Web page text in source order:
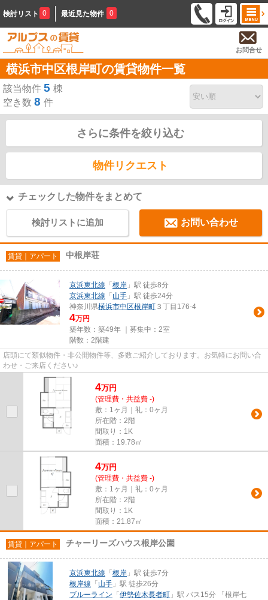
検討リスト 0 最近見た物件 0
お問合せ
横浜市中区根岸町の賃貸物件一覧
該当物件 5 棟
空き数 8 件
さらに条件を絞り込む
物件リクエスト
チェックした物件をまとめて
検討リストに追加 お問い合わせ
賃貸｜アパート 中根岸荘
京浜東北線 「 根岸 」駅 徒歩8分
京浜東北線 「 山手 」駅 徒歩24分
神奈川県横浜市中区根岸町 ３丁目176-4
4万円
築年数：築49年 ｜募集中： 2室
階数：2階建
店頭にて類似物件・非公開物件等、多数ご紹介しております。お気軽にお問い合
わせ・ご来店ください♪
4万円
(管理費・共益費 -)
敷：1ヶ月｜礼：0ヶ月
所在階：2階
間取り：1K
面積：19.78㎡
4万円
(管理費・共益費 -)
敷：1ヶ月｜礼：0ヶ月
所在階：2階
間取り：1K
面積：21.87㎡
賃貸｜アパート チャーリーズハウス根岸公園
京浜東北線 「 根岸 」駅 徒歩7分
根岸線 「 山手 」駅 徒歩26分
ブルーライン 「 伊勢佐木長者町 」駅 バス15分 「根岸七